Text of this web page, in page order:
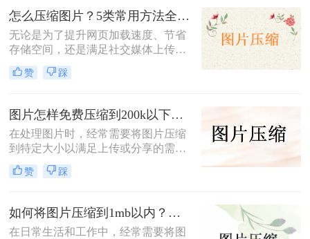
怎么压缩图片？5类常用方法全解析！
无论是为了提升网页加载速度、节省
存储空间，还是满足社交媒体上传限
制，图片压缩都是高频需求。那么怎
么压缩图片呢？本文系统梳理5类主
你快速掌握压缩技巧。
赞 踩
图片怎样免费压缩到200k以下？二种压缩方法分享
在处理图片时，经常需要将图片压缩
到特定大小以满足上传或分享的需
求。那么图片怎样免费压缩到200k以
下呢？本文将介绍两种免费将图片压
赞 踩
如何将图片压缩到1mb以内？教你三种压缩方法！
在日常生活和工作中，经常需要将图